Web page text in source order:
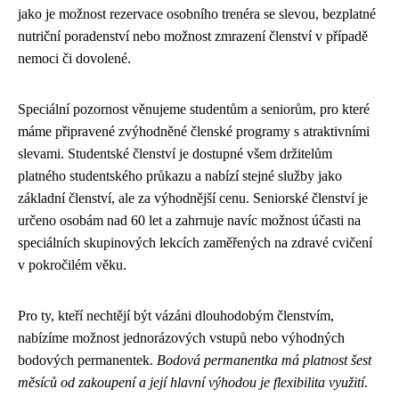
jako je možnost rezervace osobního trenéra se slevou, bezplatné
nutriční poradenství nebo možnost zmrazení členství v případě
nemoci či dovolené.
Speciální pozornost věnujeme studentům a seniorům, pro které
máme připravené zvýhodněné členské programy s atraktivními
slevami. Studentské členství je dostupné všem držitelům
platného studentského průkazu a nabízí stejné služby jako
základní členství, ale za výhodnější cenu. Seniorské členství je
určeno osobám nad 60 let a zahrnuje navíc možnost účasti na
speciálních skupinových lekcích zaměřených na zdravé cvičení
v pokročilém věku.
Pro ty, kteří nechtějí být vázáni dlouhodobým členstvím,
nabízíme možnost jednorázových vstupů nebo výhodných
bodových permanentek. Bodová permanentka má platnost šest
měsíců od zakoupení a její hlavní výhodou je flexibilita využití.